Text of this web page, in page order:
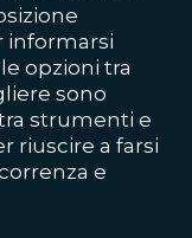
informarsi
opzioni tra
sono
strumenti e
riuscire a farsi
e